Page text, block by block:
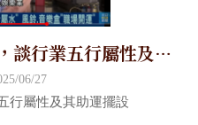
談行業五行屬性及其
＃高雄風水老師 ＃
老師
06/27
行屬性及其助運擺設